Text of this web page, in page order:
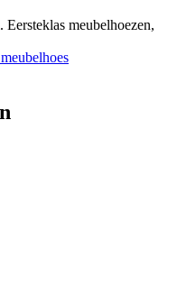
meubelhoezen,